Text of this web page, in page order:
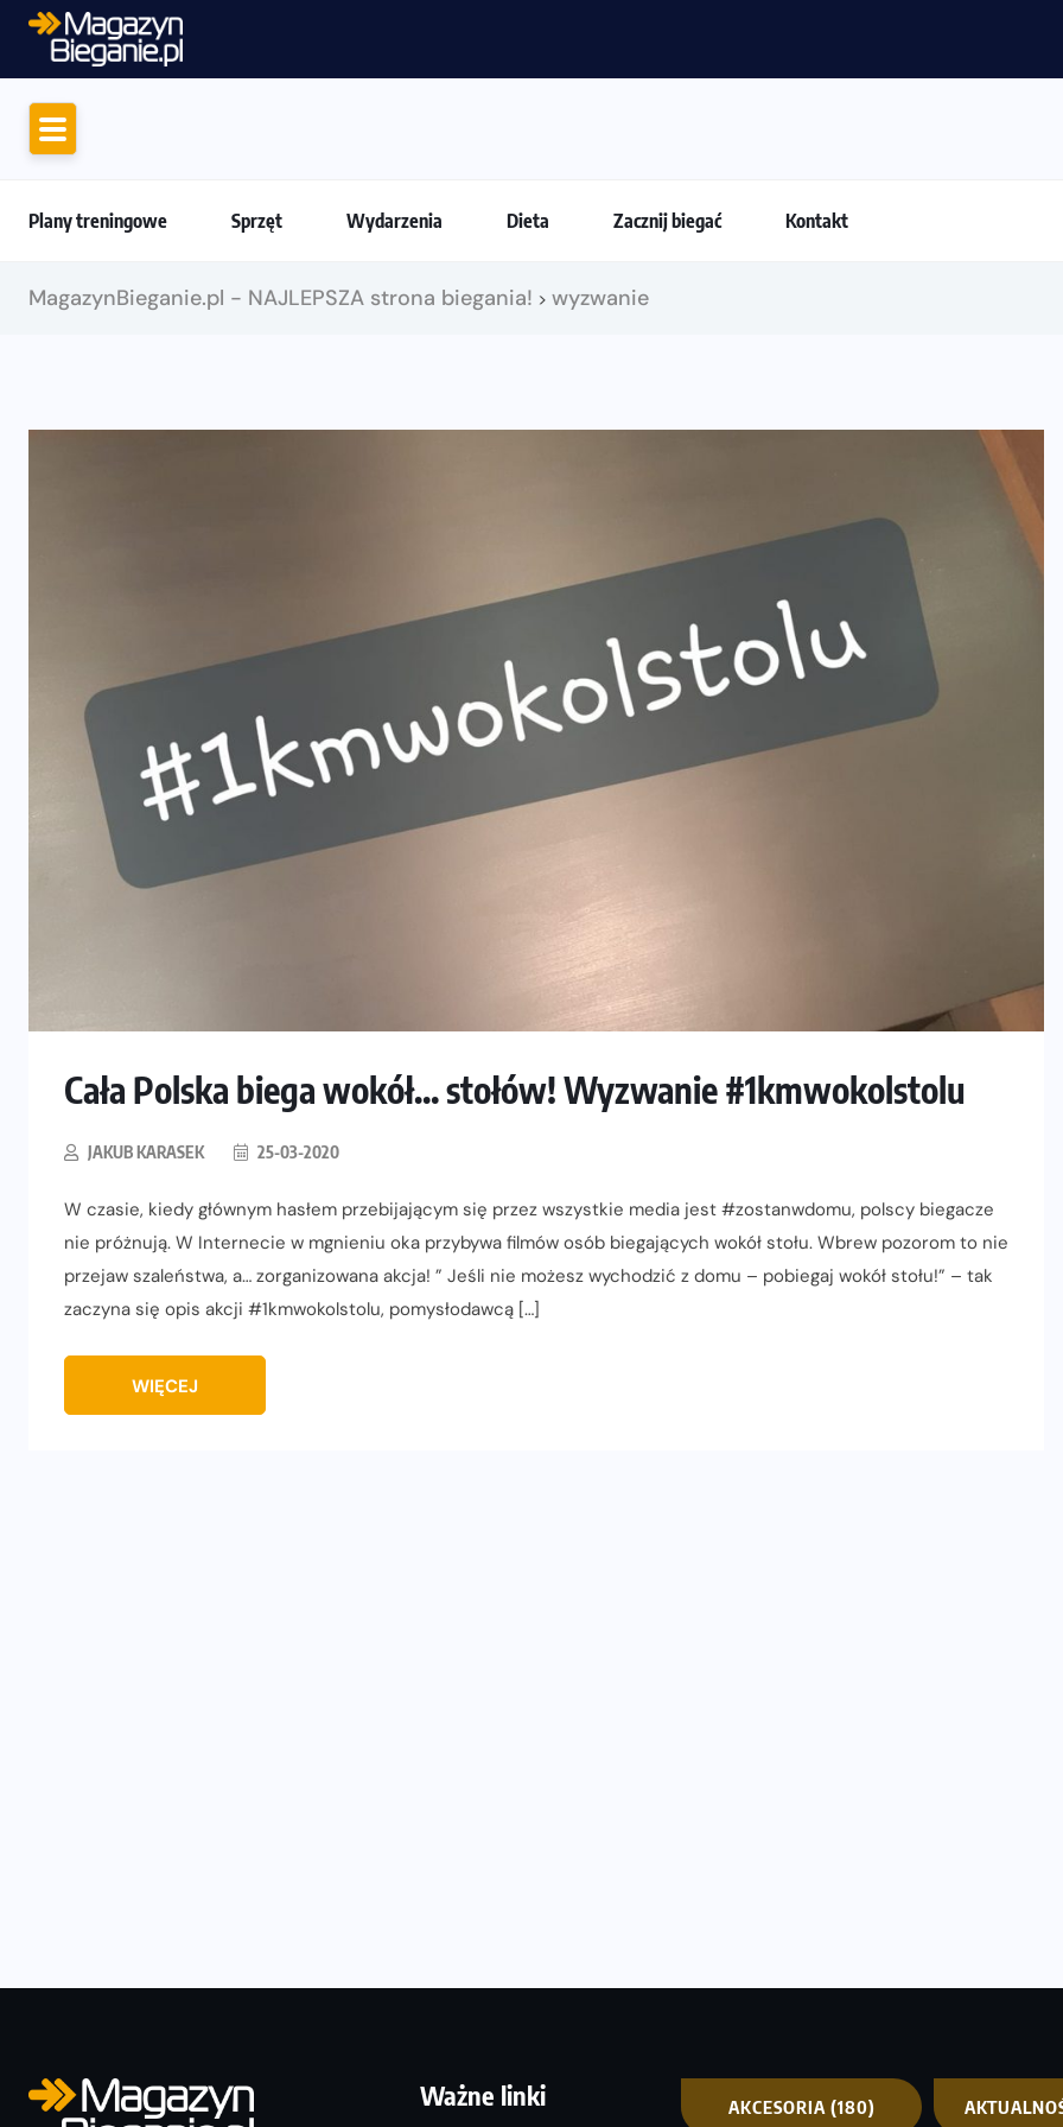
Plany treningowe Sprzęt Wydarzenia Dieta Zacznij biegać Kontakt
MagazynBieganie.pl - NAJLEPSZA strona biegania! > wyzwanie
Cała Polska biega wokół… stołów! Wyzwanie #1kmwokolstolu
JAKUB KARASEK 25-03-2020
W czasie, kiedy głównym hasłem przebijającym się przez wszystkie media jest #zostanwdomu, polscy biegacze
nie próżnują. W Internecie w mgnieniu oka przybywa filmów osób biegających wokół stołu. Wbrew pozorom to nie
przejaw szaleństwa, a… zorganizowana akcja! ” Jeśli nie możesz wychodzić z domu – pobiegaj wokół stołu!” – tak
zaczyna się opis akcji #1kmwokolstolu, pomysłodawcą […]
WIĘCEJ
Ważne linki AKCESORIA (180)